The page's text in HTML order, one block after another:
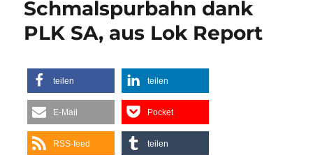
Schmalspurbahn dank
PLK SA, aus Lok Report
teilen teilen
E-Mail Pocket
RSS-feed teilen